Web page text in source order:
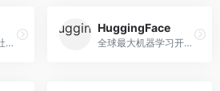
阿里达摩院AI模型社区，专注于中文AI生态。面向中文开发者，提供开源模型、数据集、开发工具等资源，中文模型丰富。
HuggingFace
全球最大机器学习开源社区，整合模型库与开发工具。面向AI研究者和开发者，提供开源模型、数据集、开发工具等资源，开源生态最完善。